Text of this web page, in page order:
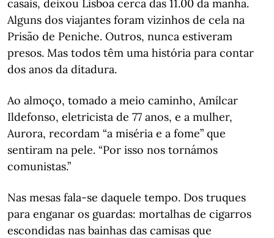
casais, deixou Lisboa cerca das 11.00 da manhã.
Alguns dos viajantes foram vizinhos de cela na
Prisão de Peniche. Outros, nunca estiveram
presos. Mas todos têm uma história para contar
dos anos da ditadura.
Ao almoço, tomado a meio caminho, Amílcar
Ildefonso, eletricista de 77 anos, e a mulher,
Aurora, recordam “a miséria e a fome” que
sentiram na pele. “Por isso nos tornámos
comunistas.”
Nas mesas fala-se daquele tempo. Dos truques
para enganar os guardas: mortalhas de cigarros
escondidas nas bainhas das camisas que